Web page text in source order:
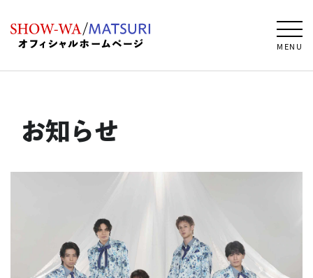
MENU
お知らせ